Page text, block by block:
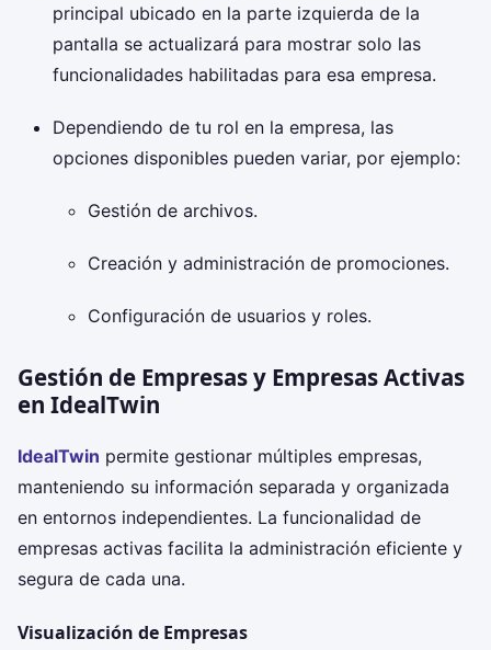
principal ubicado en la parte izquierda de la
pantalla se actualizará para mostrar solo las
funcionalidades habilitadas para esa empresa.
Dependiendo de tu rol en la empresa, las
opciones disponibles pueden variar, por ejemplo:
Gestión de archivos.
Creación y administración de promociones.
Configuración de usuarios y roles.
Gestión de Empresas y Empresas Activas
en IdealTwin
IdealTwin permite gestionar múltiples empresas,
manteniendo su información separada y organizada
en entornos independientes. La funcionalidad de
empresas activas facilita la administración eficiente y
segura de cada una.
Visualización de Empresas